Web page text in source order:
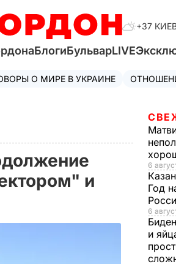
+37
БлогиБульварLIVE
О МИРЕ В УКРАИНЕ
и
6
Год
6
и